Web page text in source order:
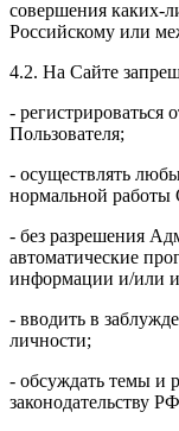
совершения каких-
Российскому или
4.2. На Сайте
- регистрироваться
Пользователя;
- осуществлять
нормальной работы
- без разрешения
автоматические
информации и/или
- вводить в
личности;
- обсуждать темы и
законодательству